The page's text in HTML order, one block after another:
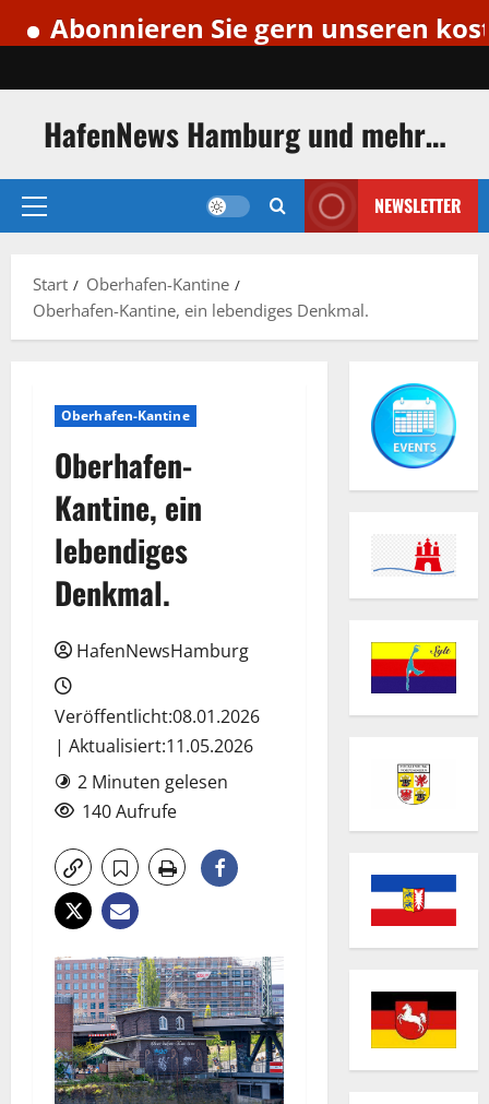
Sie gern unseren
Inhalt
HafenNews Hamburg und mehr…
Primäres
NEWSLETTER
Start
Oberhafen-Kantine
Oberhafen-Kantine, ein lebendiges Denkmal.
Oberhafen-Kantine
Oberhafen-
Kantine, ein
lebendiges
Denkmal.
HafenNewsHamburg
Veröffentlicht:08.01.2026
| Aktualisiert:11.05.2026
2 Minuten gelesen
140 Aufrufe